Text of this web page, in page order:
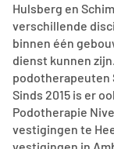
Hulsberg en
verschillende
binnen één
dienst kunnen
podotherapeuten
Sinds 2015 is er
Podotherapie
vestigingen te